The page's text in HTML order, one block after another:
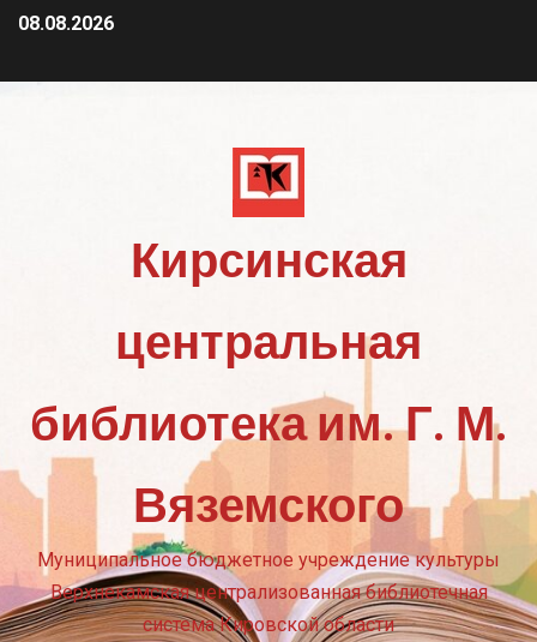
08.08.2026
Кирсинская
центральная
библиотека им. Г. М.
Вяземского
Муниципальное бюджетное учреждение культуры
Верхнекамская централизованная библиотечная
система Кировской области